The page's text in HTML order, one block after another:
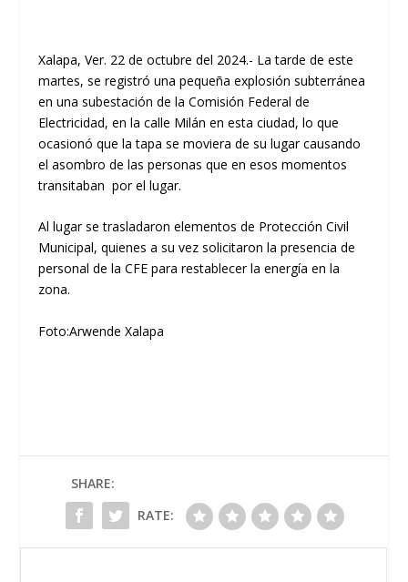
Xalapa, Ver. 22 de octubre del 2024.- La tarde de este
martes, se registró una pequeña explosión subterránea
en una subestación de la Comisión Federal de
Electricidad, en la calle Milán en esta ciudad, lo que
ocasionó que la tapa se moviera de su lugar causando
el asombro de las personas que en esos momentos
transitaban por el lugar.
Al lugar se trasladaron elementos de Protección Civil
Municipal, quienes a su vez solicitaron la presencia de
personal de la CFE para restablecer la energía en la
zona.
Foto:Arwende Xalapa
SHARE:
RATE: